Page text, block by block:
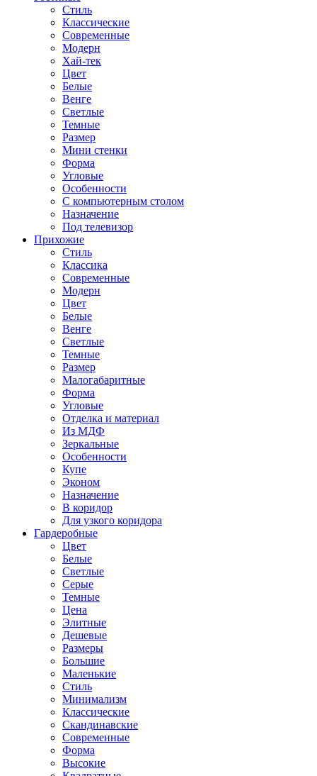
Стиль
Классические
Современные
Модерн
Хай-тек
Цвет
Белые
Венге
Светлые
Темные
Размер
Мини стенки
Форма
Угловые
Особенности
С компьютерным столом
Назначение
Под телевизор
Прихожие
Стиль
Классика
Современные
Модерн
Цвет
Белые
Венге
Светлые
Темные
Размер
Малогабаритные
Форма
Угловые
Отделка и материал
Из МДФ
Зеркальные
Особенности
Купе
Эконом
Назначение
В коридор
Для узкого коридора
Гардеробные
Цвет
Белые
Светлые
Серые
Темные
Цена
Элитные
Дешевые
Размеры
Большие
Маленькие
Стиль
Минимализм
Классические
Скандинавские
Современные
Форма
Высокие